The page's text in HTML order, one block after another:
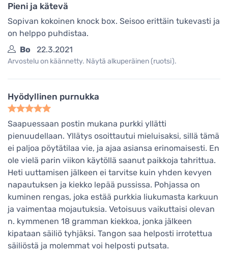
Pieni ja kätevä
Sopivan kokoinen knock box. Seisoo erittäin tukevasti ja
on helppo puhdistaa.
Bo
22.3.2021
Arvostelu on käännetty. Näytä alkuperäinen (ruotsi).
Hyödyllinen purnukka
Saapuessaan postin mukana purkki yllätti
pienuudellaan. Yllätys osoittautui mieluisaksi, sillä tämä
ei paljoa pöytätilaa vie, ja ajaa asiansa erinomaisesti. En
ole vielä parin viikon käytöllä saanut paikkoja tahrittua.
Heti uuttamisen jälkeen ei tarvitse kuin yhden kevyen
napautuksen ja kiekko lepää pussissa. Pohjassa on
kuminen rengas, joka estää purkkia liukumasta karkuun
ja vaimentaa mojautuksia. Vetoisuus vaikuttaisi olevan
n. kymmenen 18 gramman kiekkoa, jonka jälkeen
kipataan säiliö tyhjäksi. Tangon saa helposti irrotettua
säiliöstä ja molemmat voi helposti putsata.